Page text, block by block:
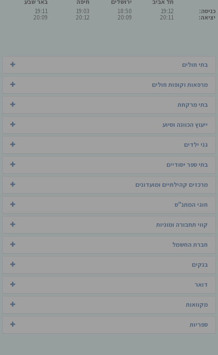
כניסה:
יציאה:
תל אביב
19:12
20:11
ירושלים
18:50
20:09
חיפה
19:03
20:12
באר שבע
19:11
20:09
בתי חולים
מרפאות וקופות חולים
בתי מרקחת
ייעוץ הכוונה וסיוע
גני ילדים
בתי ספר יסודיים
מרכזים קהילתיים ומועדונים
חוגי המתנ"ס
קווי תחבורה ומוניות
חברת החשמל
בנקים
דואר
מקוואות
ספריות